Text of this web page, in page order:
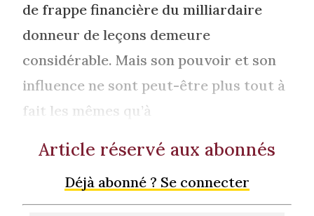
de frappe financière du milliardaire
donneur de leçons demeure
considérable. Mais son pouvoir et son
influence ne sont peut-être plus tout à
fait les mêmes qu’à
Article réservé aux abonnés
Déjà abonné ? Se connecter